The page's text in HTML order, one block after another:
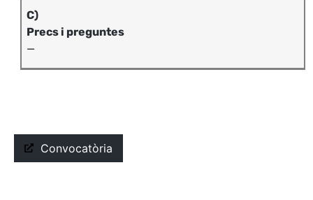
C)
Precs i preguntes
—
Convocatòria